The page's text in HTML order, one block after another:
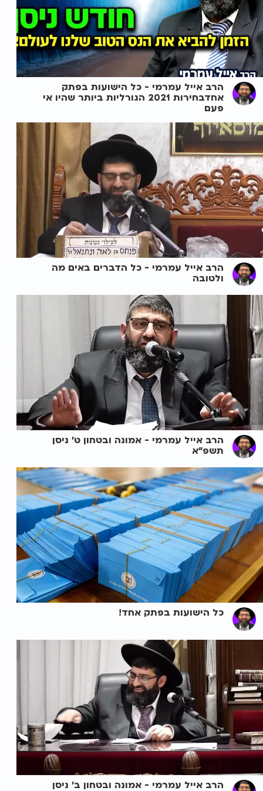
הרב אייל עמרמי - כל הישועות בפתק
אחדבחירות 2021 הגורליות ביותר שהיו אי
פעם
הרב אייל עמרמי - כל הדברים באים מה
ולטובה
הרב אייל עמרמי - אמונה ובטחון ט' ניסן
תשפ"א
כל הישועות בפתק אחד!
הרב אייל עמרמי - אמונה ובטחון ב' ניסן